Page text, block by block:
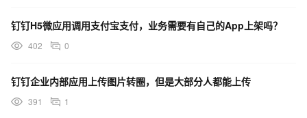
钉钉H5微应用调用支付宝支付，业务需要有自己的App上架吗？
402 0
钉钉企业内部应用上传图片转圈，但是大部分人都能上传
391 1